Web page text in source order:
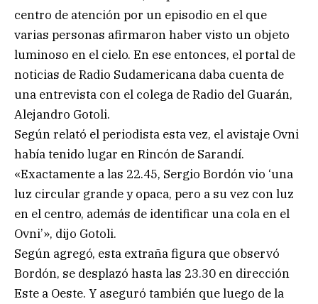
centro de atención por un episodio en el que
varias personas afirmaron haber visto un objeto
luminoso en el cielo. En ese entonces, el portal de
noticias de Radio Sudamericana daba cuenta de
una entrevista con el colega de Radio del Guarán,
Alejandro Gotoli.
Según relató el periodista esta vez, el avistaje Ovni
había tenido lugar en Rincón de Sarandí.
«Exactamente a las 22.45, Sergio Bordón vio ‘una
luz circular grande y opaca, pero a su vez con luz
en el centro, además de identificar una cola en el
Ovni’», dijo Gotoli.
Según agregó, esta extraña figura que observó
Bordón, se desplazó hasta las 23.30 en dirección
Este a Oeste. Y aseguró también que luego de la